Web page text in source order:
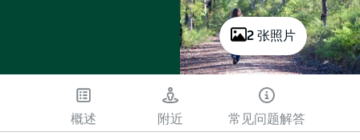
2 张照片
概述 附近 常见问题解答